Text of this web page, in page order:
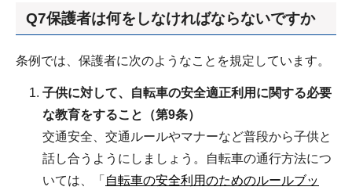
Q7保護者は何をしなければならないですか
条例では、保護者に次のようなことを規定しています。
子供に対して、自転車の安全適正利用に関する必要
な教育をすること（第9条）
交通安全、交通ルールやマナーなど普段から子供と
話し合うようにしましょう。自転車の通行方法につ
いては、「 自転車の安全利用のためのルールブッ